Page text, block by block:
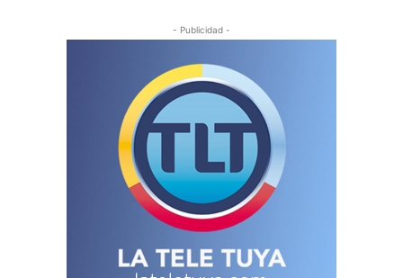
- Publicidad -